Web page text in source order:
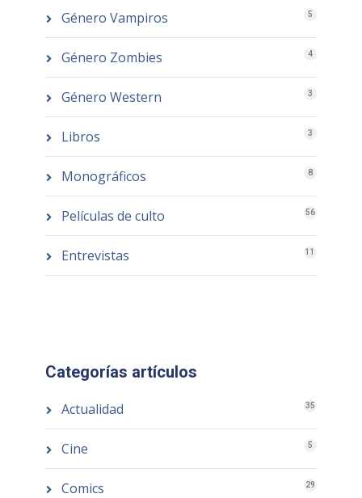
Género Vampiros 5
Género Zombies 4
Género Western 3
Libros 3
Monográficos 8
Películas de culto 56
Entrevistas 11
Categorías artículos
Actualidad 35
Cine 5
Comics 29